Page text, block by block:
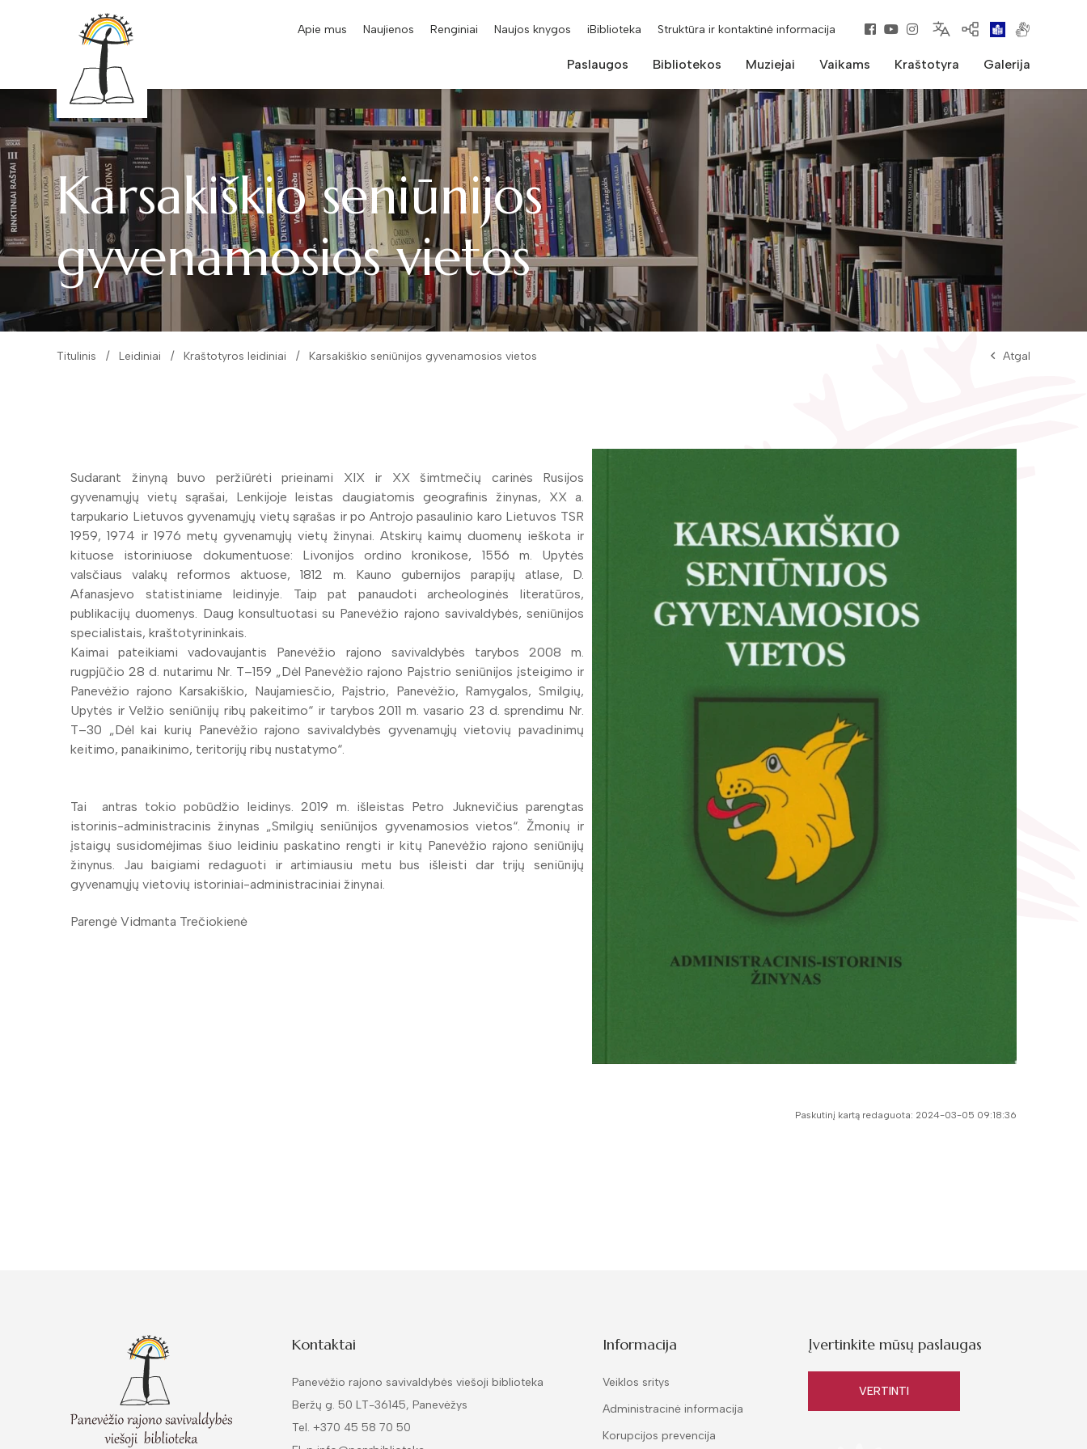
Apie mus Naujienos Renginiai Naujos knygos iBiblioteka Struktūra ir kontaktinė informacija
Paslaugos Bibliotekos Muziejai Vaikams Kraštotyra Galerija
Karsakiškio seniūnijos
gyvenamosios vietos
Titulinis Leidiniai Kraštotyros leidiniai Karsakiškio seniūnijos gyvenamosios vietos Atgal
Sudarant žinyną buvo peržiūrėti prieinami XIX ir XX šimtmečių carinės Rusijos
gyvenamųjų vietų sąrašai, Lenkijoje leistas daugiatomis geografinis žinynas, XX a.
tarpukario Lietuvos gyvenamųjų vietų sąrašas ir po Antrojo pasaulinio karo Lietuvos TSR
1959, 1974 ir 1976 metų gyvenamųjų vietų žinynai. Atskirų kaimų duomenų ieškota ir
kituose istoriniuose dokumentuose: Livonijos ordino kronikose, 1556 m. Upytės
valsčiaus valakų reformos aktuose, 1812 m. Kauno gubernijos parapijų atlase, D.
Afanasjevo statistiniame leidinyje. Taip pat panaudoti archeologinės literatūros,
publikacijų duomenys. Daug konsultuotasi su Panevėžio rajono savivaldybės, seniūnijos
specialistais, kraštotyrininkais.
Kaimai pateikiami vadovaujantis Panevėžio rajono savivaldybės tarybos 2008 m.
rugpjūčio 28 d. nutarimu Nr. T–159 „Dėl Panevėžio rajono Paįstrio seniūnijos įsteigimo ir
Panevėžio rajono Karsakiškio, Naujamiesčio, Paįstrio, Panevėžio, Ramygalos, Smilgių,
Upytės ir Velžio seniūnijų ribų pakeitimo“ ir tarybos 2011 m. vasario 23 d. sprendimu Nr.
T–30 „Dėl kai kurių Panevėžio rajono savivaldybės gyvenamųjų vietovių pavadinimų
keitimo, panaikinimo, teritorijų ribų nustatymo“.
Tai antras tokio pobūdžio leidinys. 2019 m. išleistas Petro Juknevičius parengtas
istorinis-administracinis žinynas „Smilgių seniūnijos gyvenamosios vietos“. Žmonių ir
įstaigų susidomėjimas šiuo leidiniu paskatino rengti ir kitų Panevėžio rajono seniūnijų
žinynus. Jau baigiami redaguoti ir artimiausiu metu bus išleisti dar trijų seniūnijų
gyvenamųjų vietovių istoriniai-administraciniai žinynai.
Parengė Vidmanta Trečiokienė
Paskutinį kartą redaguota: 2024-03-05 09:18:36
Kontaktai
Panevėžio rajono savivaldybės viešoji biblioteka
Beržų g. 50 LT-36145, Panevėžys
Tel. +370 45 58 70 50
Informacija
Veiklos sritys
Administracinė informacija
Korupcijos prevencija
Įvertinkite mūsų paslaugas
VERTINTI